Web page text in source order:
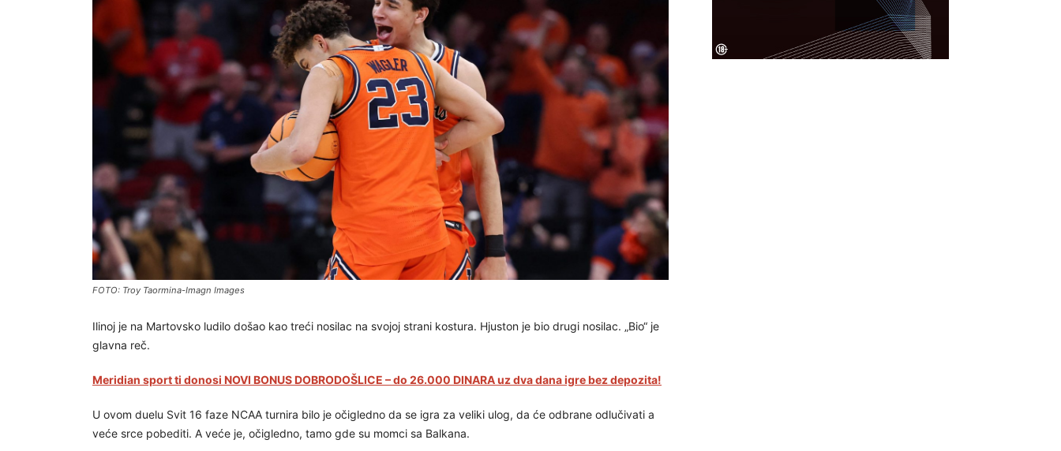
FOTO: Troy Taormina-Imagn Images
Ilinoj je na Martovsko ludilo došao kao treći nosilac na svojoj strani kostura. Hjuston je bio drugi nosilac. „Bio“ je
glavna reč.
Meridian sport ti donosi NOVI BONUS DOBRODOŠLICE – do 26.000 DINARA uz dva dana igre bez depozita!
U ovom duelu Svit 16 faze NCAA turnira bilo je očigledno da se igra za veliki ulog, da će odbrane odlučivati a
veće srce pobediti. A veće je, očigledno, tamo gde su momci sa Balkana.